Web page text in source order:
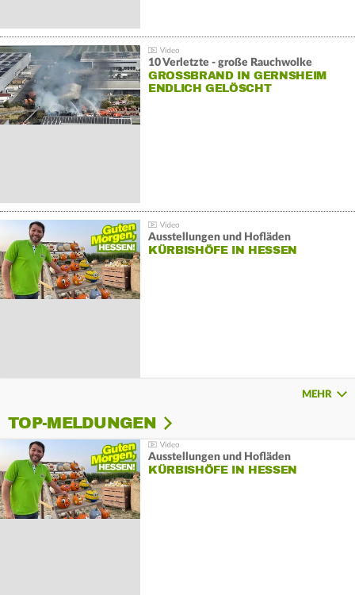
10 Verletzte - große Rauchwolke
GROSSBRAND IN GERNSHEIM E
NDLICH GELÖSCHT
Ausstellungen und Hofläden
KÜRBISHÖFE IN HESSEN
MEHR
TOP-MELDUNGEN
Ausstellungen und Hofläden
KÜRBISHÖFE IN HESSEN